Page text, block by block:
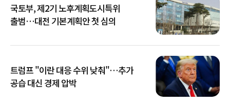
국토부, 제2기 노후계획도시특위
출범…대전 기본계획안 첫 심의
트럼프 "이란 대응 수위 낮춰"…추가
공습 대신 경제 압박